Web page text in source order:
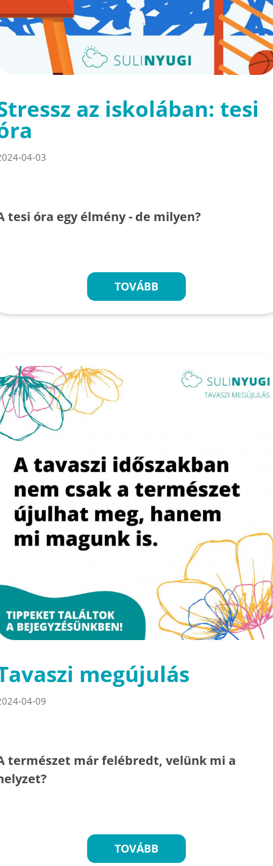
az iskolában: tesi
04-03
tesi óra egy élmény - de milyen?
TOVÁBB
megújulás
04-09
természet már felébredt, velünk mi a
TOVÁBB